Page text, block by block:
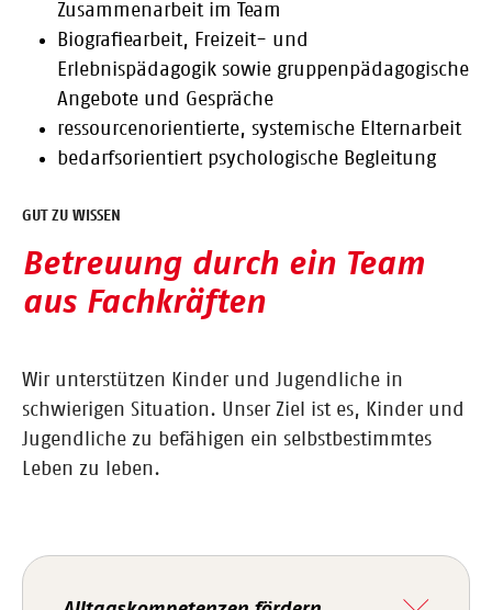
Zusammenarbeit im Team
Biografiearbeit, Freizeit- und
Erlebnispädagogik sowie gruppenpädagogische
Angebote und Gespräche
ressourcenorientierte, systemische Elternarbeit
bedarfsorientiert psychologische Begleitung
GUT ZU WISSEN
Betreuung durch ein Team
aus Fachkräften
Wir unterstützen Kinder und Jugendliche in
schwierigen Situation. Unser Ziel ist es, Kinder und
Jugendliche zu befähigen ein selbstbestimmtes
Leben zu leben.